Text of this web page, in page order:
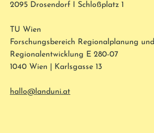
2095 Drosendorf I Schloßplatz 1
TU Wien
Forschungsbereich Regionalplanung und
Regionalentwicklung E 280-07
1040 Wien | Karlsgasse 13
hallo@landuni.at